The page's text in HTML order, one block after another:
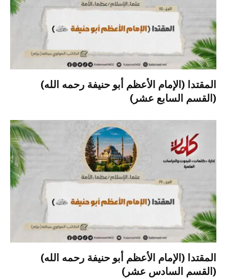
المقتدا (الإمام الأعظم أبو حنيفة رحمه الله)
(القسم السابع عشر)
المقتدا (الإمام الأعظم أبو حنيفة رحمه الله)
(القسم السادس عشر)